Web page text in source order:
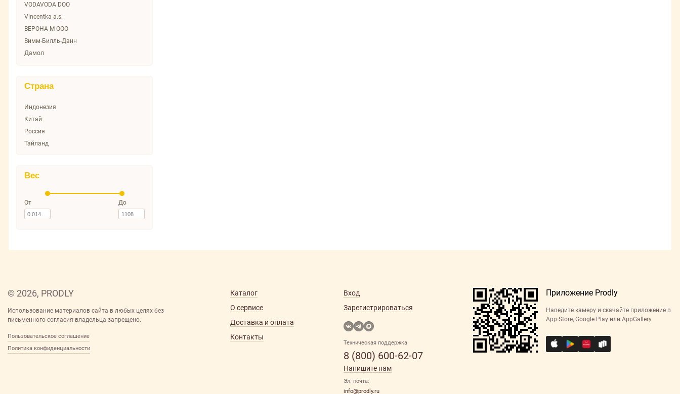
VODAVODA DOO
Vincentka a.s.
ВЕРОНА М ООО
Вимм-Билль-Данн
Дамол
ООО "ПК "Спринг"
Страна
Индонезия
Китай
Россия
Тайланд
Вес
От До
© 2026, PRODLY
Использование материалов сайта в любых целях без
письменного согласия владельца запрещено.
Пользовательское соглашение
Политика конфиденциальности
Каталог
О сервисе
Доставка и оплата
Контакты
Вход
Зарегистрироваться
Техническая поддержка
8 (800) 600-62-07
Напишите нам
Эл. почта:
info@prodly.ru
Приложение Prodly
Наведите камеру и скачайте приложение в
App Store, Google Play или AppGallery